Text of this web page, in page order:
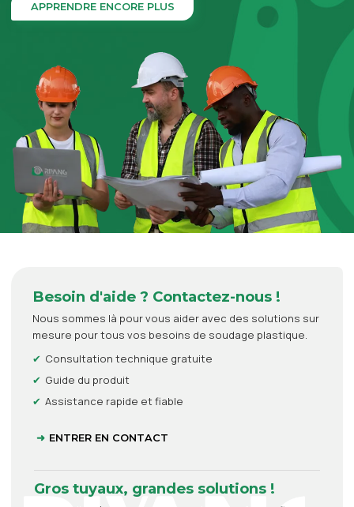
APPRENDRE ENCORE PLUS
Besoin d'aide ? Contactez-nous !
Nous sommes là pour vous aider avec des solutions sur
mesure pour tous vos besoins de soudage plastique.
Consultation technique gratuite
Guide du produit
Assistance rapide et fiable
ENTRER EN CONTACT
Gros tuyaux, grandes solutions !